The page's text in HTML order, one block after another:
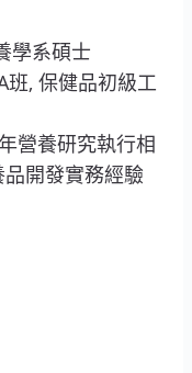
學系碩士
班, 保健品初級工
營養研究執行相
開發實務經驗